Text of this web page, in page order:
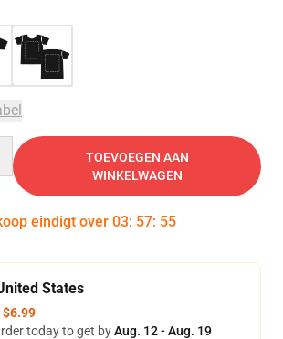
TOEVOEGEN AAN
WINKELWAGEN
eindigt over 03: 57: 54
States
$6.99
today to get byAug. 12 - Aug. 19